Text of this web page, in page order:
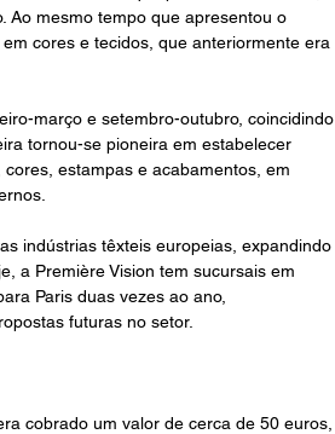
Ao mesmo tempo que apresentou o
cores e tecidos, que anteriormente era
março e setembro-outubro, coincidindo
tornou-se pioneira em estabelecer
estampas e acabamentos, em
indústrias têxteis europeias, expandindo
a Première Vision tem sucursais em
Paris duas vezes ao ano,
futuras no setor.
cobrado um valor de cerca de 50 euros,